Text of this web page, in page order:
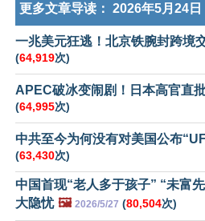
更多文章导读： 2026年5月24日
一兆美元狂逃！北京铁腕封跨境
(64,919次)
APEC破冰变闹剧！日本高官直
(64,995次)
中共至今为何没有对美国公布
(63,430次)
中国首现“老人多于孩子” “未富
大隐忧 🖼️ 2026/5/27 (80,504次)